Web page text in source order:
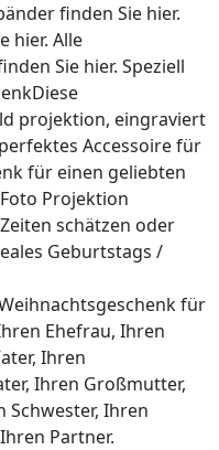
finden Sie hier.
hier. Alle
Sie hier. Speziell
projektion, eingraviert
Accessoire für
für einen geliebten
Projektion
schätzen oder
Geburtstags /
für
Ehefrau, Ihren
Ihren
Ihren Großmutter,
Schwester, Ihren
Partner.